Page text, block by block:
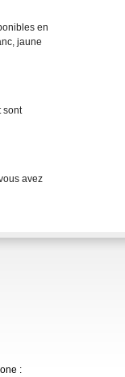
en
jaune
sont
vous avez
: